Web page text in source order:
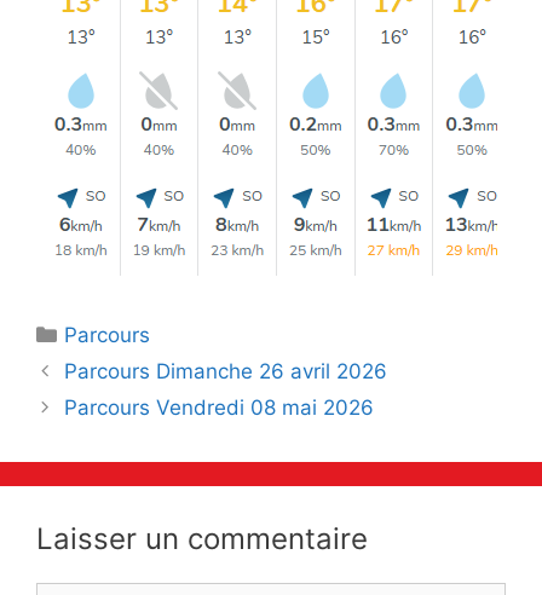
Catégories
Parcours
Navigation
des
Parcours Dimanche 26 avril 2026
Parcours Vendredi 08 mai 2026
Laisser un commentaire